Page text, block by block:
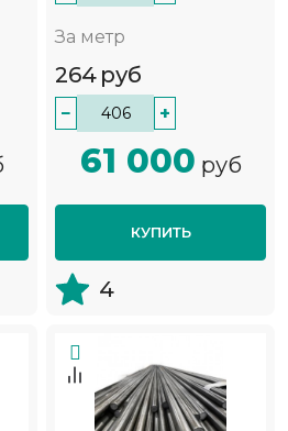
За метр
264 руб
− +
61 000 руб
КУПИТЬ
4